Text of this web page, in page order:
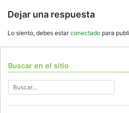
Dejar una respuesta
Lo siento, debes estarconectado para
Buscar en el sitio